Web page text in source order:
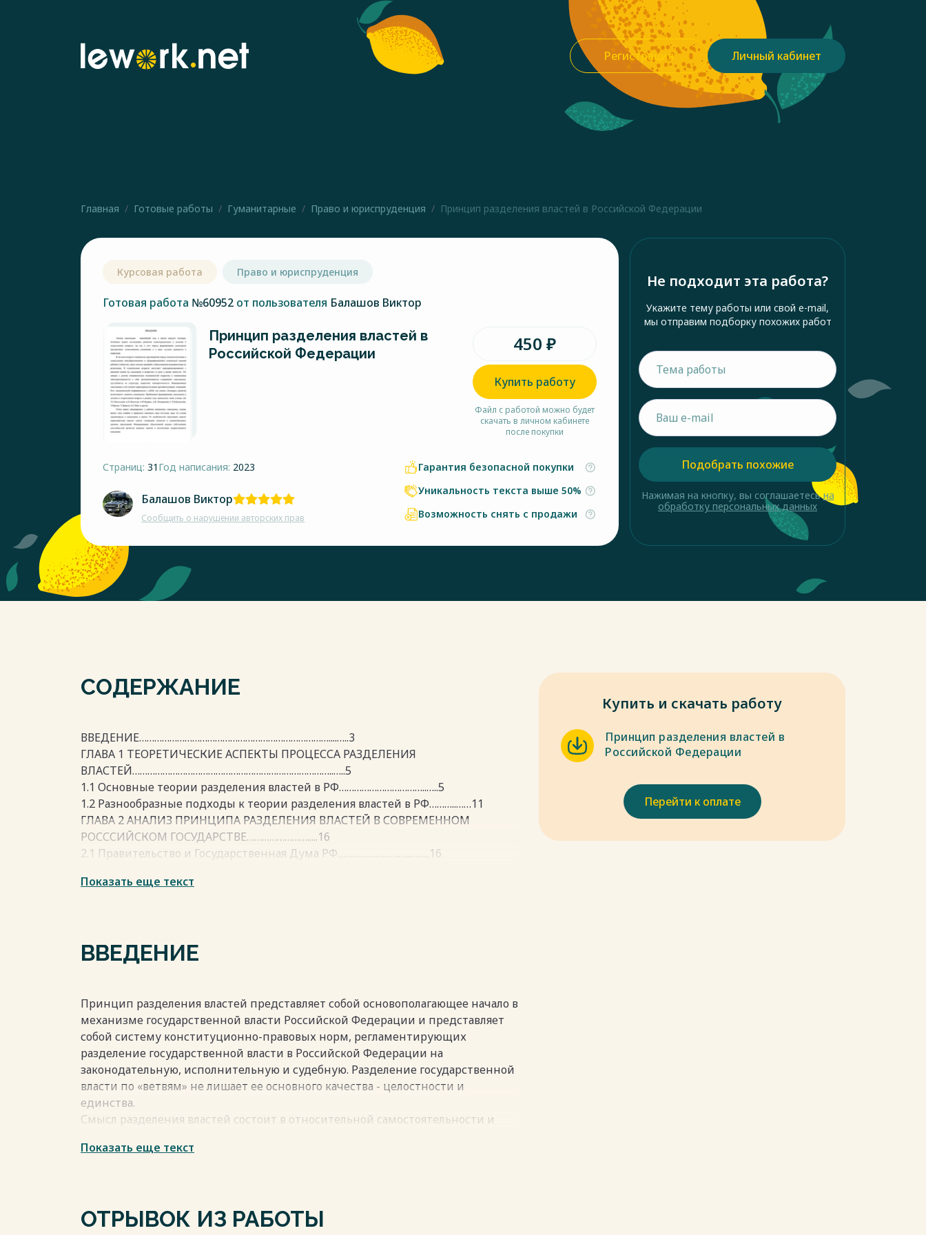
Регистрация Личный кабинет
Главная Готовые работы Гуманитарные Право и юриспруденция Принцип разделения властей в Российской Федерации
Курсовая работа Право и юриспруденция
Готовая работа №60952 от пользователя Балашов Виктор
Принцип разделения властей в
Российской Федерации
450 ₽
Купить работу
Файл с работой можно будет
скачать в личном кабинете
после покупки
Страниц: 31 Год написания: 2023
Балашов Виктор
Сообщить о нарушении авторских прав
Гарантия безопасной покупки
Уникальность текста выше 50%
Возможность снять с продажи
Не подходит эта работа?
Укажите тему работы или свой e-mail,
мы отправим подборку похожих работ
Подобрать похожие
Нажимая на кнопку, вы соглашаетесьна
обработку персональных данных
СОДЕРЖАНИЕ
ВВЕДЕНИЕ…………………………………………………………………....…..3
ГЛАВА 1 ТЕОРЕТИЧЕСКИЕ АСПЕКТЫ ПРОЦЕССА РАЗДЕЛЕНИЯ
ВЛАСТЕЙ……………………………………………………………………..…..5
1.1 Основные теории разделения властей в РФ……………………………..…..5
1.2 Разнообразные подходы к теории разделения властей в РФ………..……11
ГЛАВА 2 АНАЛИЗ ПРИНЦИПА РАЗДЕЛЕНИЯ ВЛАСТЕЙ В СОВРЕМЕННОМ
РОСССИЙСКОМ ГОСУДАРСТВЕ…………………….....16
2.1 Правительство и Государственная Дума РФ………………………..……..16
ЗАКЛЮЧЕНИЕ…………………………………………….……………………26
Весь текст будет доступен
Показать еще текст
ВВЕДЕНИЕ
Принцип разделения властей представляет собой основополагающее начало в
механизме государственной власти Российской Федерации и представляет
собой систему конституционно-правовых норм, регламентирующих
разделение государственной власти в Российской Федерации на
законодательную, исполнительную и судебную. Разделение государственной
власти по «ветвям» не лишает ее основного качества - целостности и
единства.
Смысл разделения властей состоит в относительной самостоятельности и
законодательных, исполнительных, судебных и иных, например надзорных
страдания, вызванные действиями властей, эгоистичных, недальновидных,
Показать еще текст
ОТРЫВОК ИЗ РАБОТЫ
Купить и скачать работу
Принцип разделения властей в
Российской Федерации
Перейти к оплате